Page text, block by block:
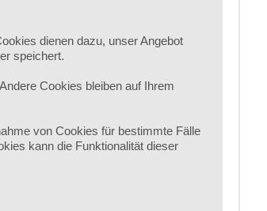
dienen dazu, unser Angebot
speichert.
Cookies bleiben auf Ihrem
von Cookies für bestimmte Fälle
kann die Funktionalität dieser